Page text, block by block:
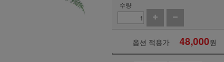
수량
옵션 적용가 48,000원